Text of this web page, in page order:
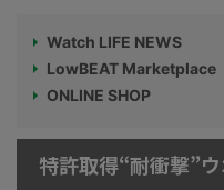
Watch LIFE NEWS
LowBEAT Marketplace
ONLINE SHOP
特許取得“耐衝撃”